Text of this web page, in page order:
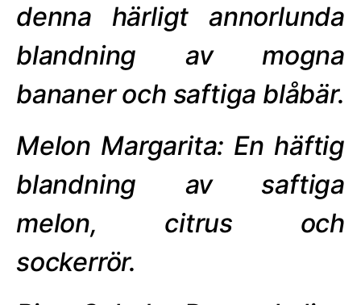
denna härligt annorlunda
blandning av mogna
bananer och saftiga blåbär.
Melon Margarita: En häftig
blandning av saftiga
melon, citrus och
sockerrör.